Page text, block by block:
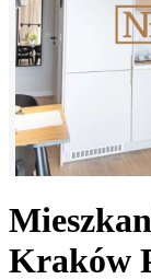
Kraków